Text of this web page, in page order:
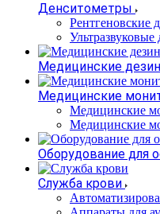
Денситометры
Рентгеновские
Медицинские
Медицинские
Медицинские
Медицинские
Оборудование для
Служба крови